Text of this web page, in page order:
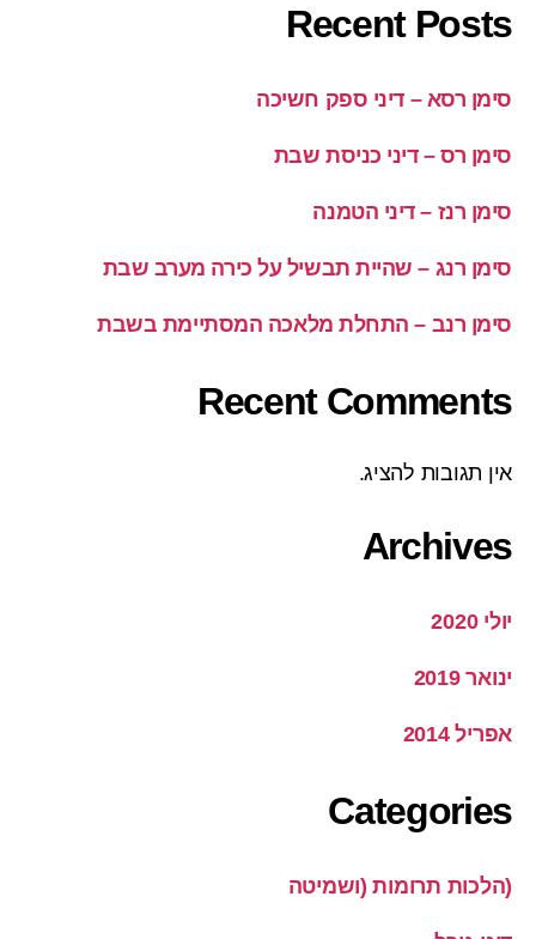
Recent Posts
סימן רסא – דיני ספק חשיכה
סימן רס – דיני כניסת שבת
סימן רנז – דיני הטמנה
סימן רנג – שהיית תבשיל על כירה מערב שבת
סימן רנב – התחלת מלאכה המסתיימת בשבת
Recent Comments
אין תגובות להציג.
Archives
יולי 2020
ינואר 2019
אפריל 2014
Categories
(הלכות תרומות (ושמיטה